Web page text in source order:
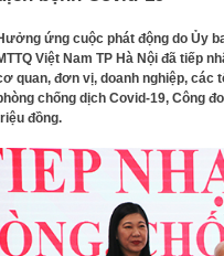
ứng cuộc phát động do Ủy
Việt Nam TP Hà Nội đã tiếp
quan, đơn vị, doanh nghiệp, các
chống dịch Covid-19, Công
đồng.